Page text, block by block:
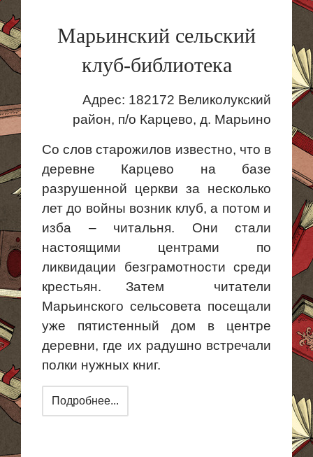
Марьинский сельский
клуб-библиотека
Адрес: 182172 Великолукский
район, п/о Карцево, д. Марьино
Со слов старожилов известно, что в
деревне Карцево на базе
разрушенной церкви за несколько
лет до войны возник клуб, а потом и
изба – читальня. Они стали
настоящими центрами по
ликвидации безграмотности среди
крестьян.Затем читатели
Марьинского сельсовета посещали
уже пятистенный дом в центре
деревни, где их радушно встречали
полки нужных книг.
Подробнее...